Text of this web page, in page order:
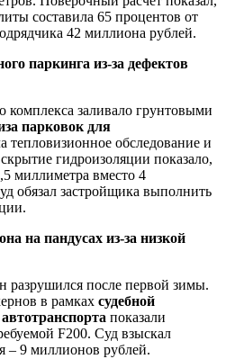
составила 65 процентов от
42 миллиона рублей.
паркинга из-за дефектов
заливало грунтовыми
парковок для
тепловизионное обследование и
гидроизоляции показало,
миллиметра вместо 4
обязал застройщика выполнить
на пандусах из-за низкой
разрушился после первой зимы.
в рамках судебной
показали
F200. Суд взыскал
– 9 миллионов рублей.